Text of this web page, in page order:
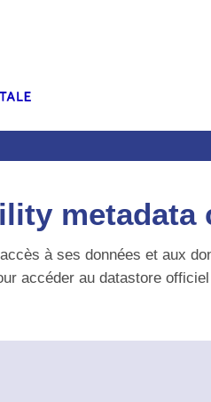
metadata
à ses données et aux
accéder au datastore officiel